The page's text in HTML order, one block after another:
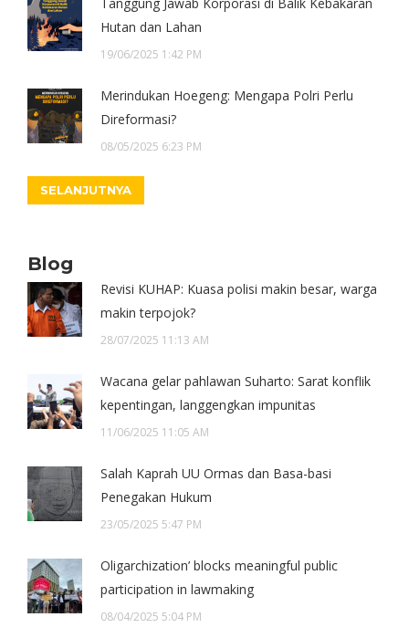
Hutan dan Lahan
19/06/2025 1:42 PM
Merindukan Hoegeng: Mengapa Polri Perlu
Direformasi?
08/05/2025 6:23 PM
SELANJUTNYA
Blog
Revisi KUHAP: Kuasa polisi makin besar, warga
makin terpojok?
28/07/2025 11:13 AM
Wacana gelar pahlawan Suharto: Sarat konflik
kepentingan, langgengkan impunitas
11/06/2025 11:05 AM
Salah Kaprah UU Ormas dan Basa-basi
Penegakan Hukum
23/05/2025 5:47 PM
Oligarchization’ blocks meaningful public
participation in lawmaking
08/04/2025 5:04 PM